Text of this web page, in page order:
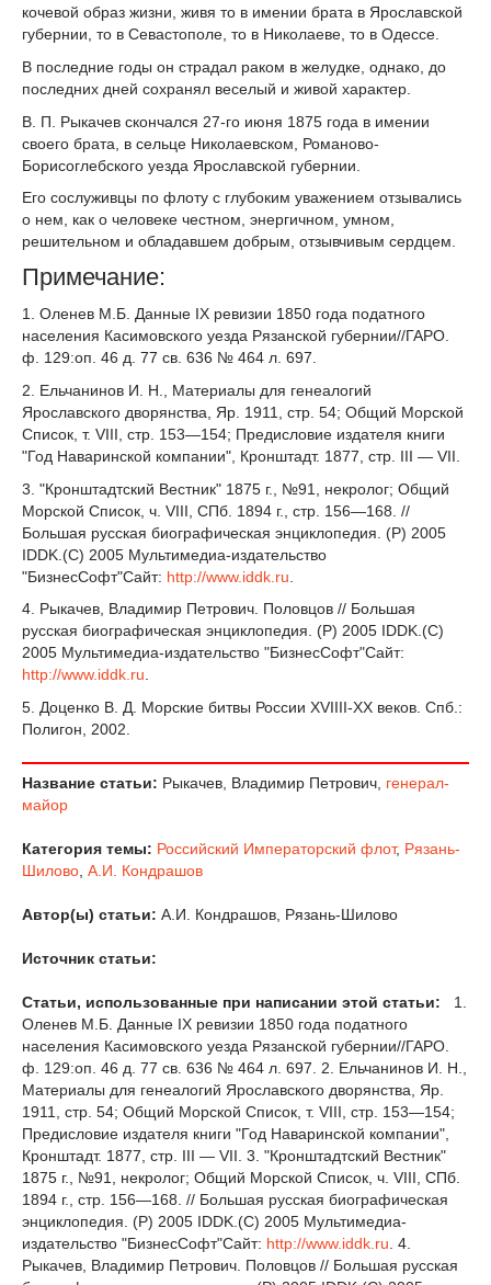
кочевой образ жизни, живя то в имении брата в Ярославской
губернии, то в Севастополе, то в Николаеве, то в Одессе.
В последние годы он страдал раком в желудке, однако, до
последних дней сохранял веселый и живой характер.
В. П. Рыкачев скончался 27-го июня 1875 года в имении
своего брата, в сельце Николаевском, Романово-
Борисоглебского уезда Ярославской губернии.
Его сослуживцы по флоту с глубоким уважением отзывались
о нем, как о человеке честном, энергичном, умном,
решительном и обладавшем добрым, отзывчивым сердцем.
Примечание:
1. Оленев М.Б. Данные IX ревизии 1850 года податного
населения Касимовского уезда Рязанской губернии//ГАРО.
ф. 129:оп. 46 д. 77 св. 636 № 464 л. 697.
2. Ельчанинов И. H., Материалы для генеалогий
Ярославского дворянства, Яр. 1911, стр. 54; Общий Морской
Список, т. VIII, стр. 153—154; Предисловие издателя книги
"Год Наваринской компании", Кронштадт. 1877, стр. IIІ — VІI.
3. "Кронштадтский Вестник" 1875 г., №91, некролог; Общий
Морской Список, ч. VIIІ, СПб. 1894 г., стр. 156—168. //
Большая русская биографическая энциклопедия. (Р) 2005
IDDK.(C) 2005 Мультимедиа-издательство
"БизнесСофт"Cайт: http://www.iddk.ru
4. Рыкачев, Владимир Петрович. Половцов // Большая
русская биографическая энциклопедия. (Р) 2005 IDDK.(C)
2005 Мультимедиа-издательство "БизнесСофт"Cайт:
http://www.iddk.ru.
5. Доценко В. Д. Морские битвы России XVIIII-XX веков. Спб.:
Полигон, 2002.
Название статьи: Рыкачев, Владимир Петрович, генерал-
майор
Категория темы: Российский Императорский флот, Рязань-
Шилово А.И. Кондрашов
Автор(ы) статьи: А.И. Кондрашов, Рязань-Шилово
Источник статьи:
Статьи, использованные при написании этой статьи:
1.
Оленев М.Б. Данные IX ревизии 1850 года податного
населения Касимовского уезда Рязанской губернии//ГАРО.
ф. 129:оп. 46 д. 77 св. 636 № 464 л. 697. 2. Ельчанинов И. H.,
Материалы для генеалогий Ярославского дворянства, Яр.
1911, стр. 54; Общий Морской Список, т. VIII, стр. 153—154;
Предисловие издателя книги "Год Наваринской компании",
Кронштадт. 1877, стр. IIІ — VІI. 3. "Кронштадтский Вестник"
1875 г., №91, некролог; Общий Морской Список, ч. VIIІ, СПб.
1894 г., стр. 156—168. // Большая русская биографическая
энциклопедия. (Р) 2005 IDDK.(C) 2005 Мультимедиа-
издательство "БизнесСофт"Cайт: http://www.iddk.ru . 4.
Рыкачев, Владимир Петрович. Половцов // Большая русская